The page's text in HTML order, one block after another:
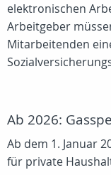
elektronischen
Arbeitgeber
Mitarbeitenden
Ab 2026:
Ab dem 1. Januar
für private